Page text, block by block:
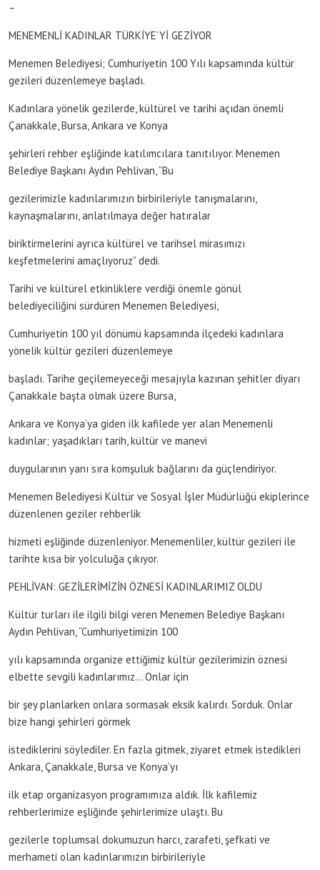
–
MENEMENLİ KADINLAR TÜRKİYE’Yİ GEZİYOR
Menemen Belediyesi; Cumhuriyetin 100 Yılı kapsamında kültür
gezileri düzenlemeye başladı.
Kadınlara yönelik gezilerde, kültürel ve tarihi açıdan önemli
Çanakkale, Bursa, Ankara ve Konya
şehirleri rehber eşliğinde katılımcılara tanıtılıyor. Menemen
Belediye Başkanı Aydın Pehlivan, “Bu
gezilerimizle kadınlarımızın birbirileriyle tanışmalarını,
kaynaşmalarını, anlatılmaya değer hatıralar
biriktirmelerini ayrıca kültürel ve tarihsel mirasımızı
keşfetmelerini amaçlıyoruz” dedi.
Tarihi ve kültürel etkinliklere verdiği önemle gönül
belediyeciliğini sürdüren Menemen Belediyesi,
Cumhuriyetin 100 yıl dönümü kapsamında ilçedeki kadınlara
yönelik kültür gezileri düzenlemeye
başladı. Tarihe geçilemeyeceği mesajıyla kazınan şehitler diyarı
Çanakkale başta olmak üzere Bursa,
Ankara ve Konya’ya giden ilk kafilede yer alan Menemenli
kadınlar; yaşadıkları tarih, kültür ve manevi
duygularının yanı sıra komşuluk bağlarını da güçlendiriyor.
Menemen Belediyesi Kültür ve Sosyal İşler Müdürlüğü ekiplerince
düzenlenen geziler rehberlik
hizmeti eşliğinde düzenleniyor. Menemenliler, kültür gezileri ile
tarihte kısa bir yolculuğa çıkıyor.
PEHLİVAN: GEZİLERİMİZİN ÖZNESİ KADINLARIMIZ OLDU
Kültür turları ile ilgili bilgi veren Menemen Belediye Başkanı
Aydın Pehlivan, “Cumhuriyetimizin 100
yılı kapsamında organize ettiğimiz kültür gezilerimizin öznesi
elbette sevgili kadınlarımız… Onlar için
bir şey planlarken onlara sormasak eksik kalırdı. Sorduk. Onlar
bize hangi şehirleri görmek
istediklerini söylediler. En fazla gitmek, ziyaret etmek istedikleri
Ankara, Çanakkale, Bursa ve Konya’yı
ilk etap organizasyon programımıza aldık. İlk kafilemiz
rehberlerimize eşliğinde şehirlerimize ulaştı. Bu
gezilerle toplumsal dokumuzun harcı, zarafeti, şefkati ve
merhameti olan kadınlarımızın birbirileriyle